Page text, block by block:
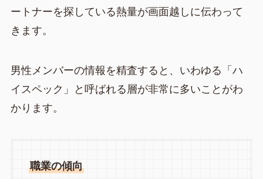
ートナーを探している熱量が画面越しに伝わって
きます。
男性メンバーの情報を精査すると、いわゆる「ハ
イスペック」と呼ばれる層が非常に多いことがわ
かります。
職業の傾向